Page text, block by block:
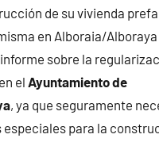
de su vivienda
en Alboraia/
sobre la
el Ayuntamiento de
, ya que seguramente
especiales para la